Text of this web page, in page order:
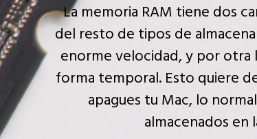
La memoria RAM tiene dos
del resto de tipos de
enorme velocidad, y por otra
forma temporal. Esto quiere
apagues tu Mac, lo
almacenados en